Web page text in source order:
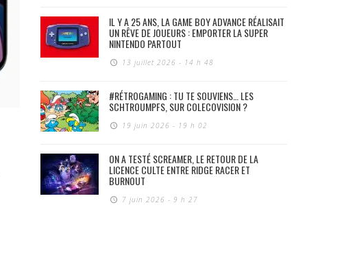
IL Y A 25 ANS, LA GAME BOY ADVANCE RÉALISAIT
UN RÊVE DE JOUEURS : EMPORTER LA SUPER
NINTENDO PARTOUT
13 juillet 2026 - 14 h 48
#RÉTROGAMING : TU TE SOUVIENS… LES
SCHTROUMPFS, SUR COLECOVISION ?
19 juin 2026 - 19 h 02
ON A TESTÉ SCREAMER, LE RETOUR DE LA
LICENCE CULTE ENTRE RIDGE RACER ET
BURNOUT
7 juin 2026 - 9 h 27